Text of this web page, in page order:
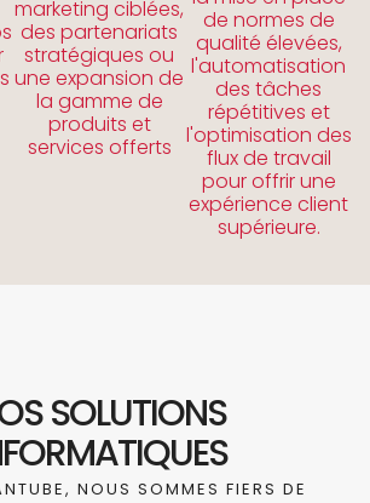
marketing ciblées,
des partenariats
stratégiques ou
une expansion de
la gamme de
produits et
services offerts
de normes de
qualité élevées,
l'automatisation
des tâches
répétitives et
l'optimisation des
flux de travail
pour offrir une
expérience client
supérieure.
SOLUTIONS
NOUS SOMMES FIERS DE